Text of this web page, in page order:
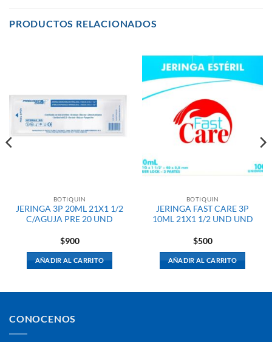
PRODUCTOS RELACIONADOS
BOTIQUIN
JERINGA 3P 20ML 21X1 1/2
C/AGUJA PRE 20 UND
$900
AÑADIR AL CARRITO
BOTIQUIN
JERINGA FAST CARE 3P
10ML 21X1 1/2 UND UND
$500
AÑADIR AL CARRITO
CONOCENOS